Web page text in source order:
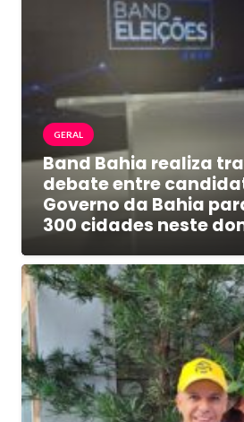
GERAL
Band Bahia realiza
debate entre
Governo da Bahia
300 cidades neste